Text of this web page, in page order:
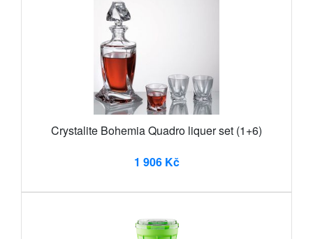
Crystalite Bohemia Quadro liquer set (1+6)
1 906 Kč